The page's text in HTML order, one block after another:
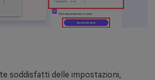
soddisfatti delle impostazioni,